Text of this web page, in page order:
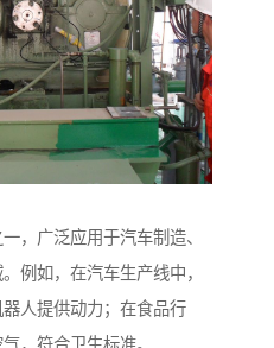
，广泛应用于汽车制造、
例如，在汽车生产线中，
人提供动力；在食品行